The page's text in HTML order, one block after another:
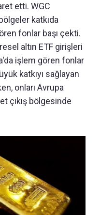
etti. WGC
katkıda
fonlar başı çekti.
altın ETF girişleri
işlem gören fonlar
katkıyı sağlayan
onları Avrupa
çıkış bölgesinde